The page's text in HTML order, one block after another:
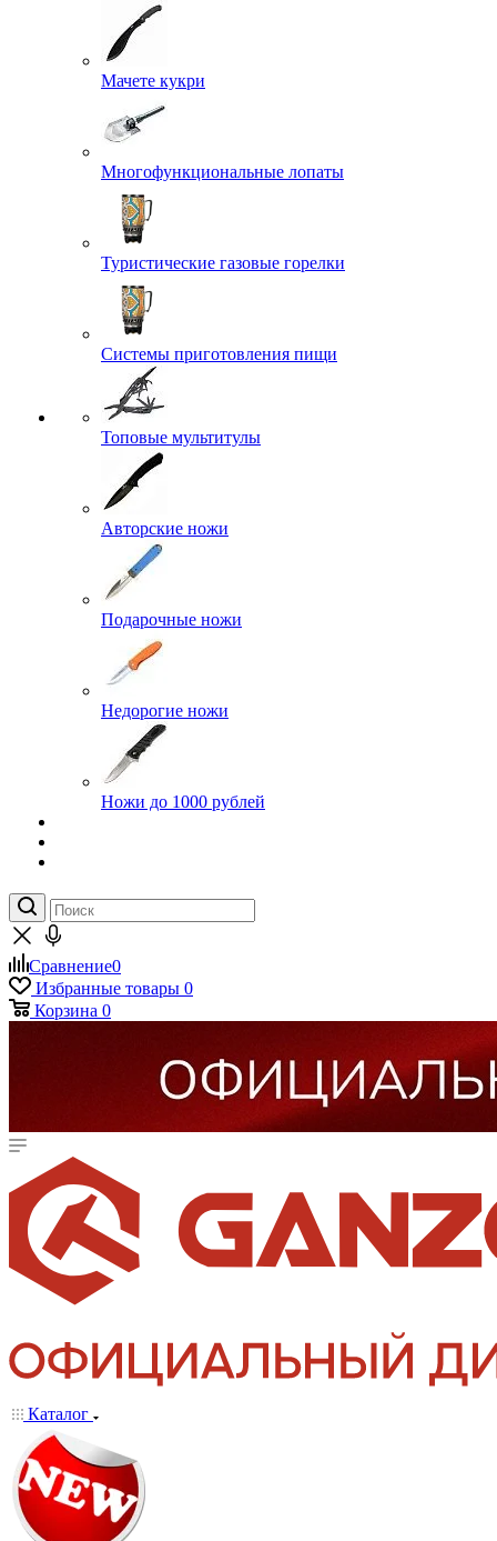
Мачете кукри
Многофункциональные лопаты
Туристические газовые горелки
Системы приготовления пищи
Топовые мультитулы
Авторские ножи
Подарочные ножи
Недорогие ножи
Ножи до 1000 рублей
Сравнение0
Избранные товары 0
Корзина 0
Каталог